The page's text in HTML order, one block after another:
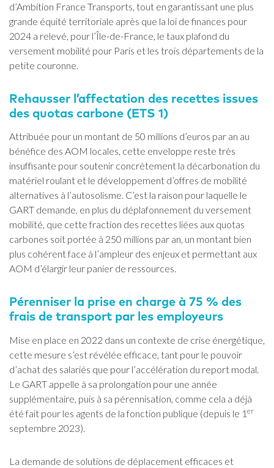
d’Ambition France Transports, tout en garantissant une plus
grande équité territoriale après que la loi de finances pour
2024 a relevé, pour l’Île-de-France, le taux plafond du
versement mobilité pour Paris et les trois départements de la
petite couronne.
Rehausser l’affectation des recettes issues
des quotas carbone (ETS 1)
Attribuée pour un montant de 50 millions d’euros par an au
bénéfice des AOM locales, cette enveloppe reste très
insuffisante pour soutenir concrètement la décarbonation du
matériel roulant et le développement d’offres de mobilité
alternatives à l’autosolisme. C’est la raison pour laquelle le
GART demande, en plus du déplafonnement du versement
mobilité, que cette fraction des recettes liées aux quotas
carbones soit portée à 250 millions par an, un montant bien
plus cohérent face à l’ampleur des enjeux et permettant aux
AOM d’élargir leur panier de ressources.
Pérenniser la prise en charge à 75 % des
frais de transport par les employeurs
Mise en place en 2022 dans un contexte de crise énergétique,
cette mesure s’est révélée efficace, tant pour le pouvoir
d’achat des salariés que pour l’accélération du report modal.
Le GART appelle à sa prolongation pour une année
supplémentaire, puis à sa pérennisation, comme cela a déjà
été fait pour les agents de la fonction publique (depuis le 1 er
septembre 2023).
La demande de solutions de déplacement efficaces et